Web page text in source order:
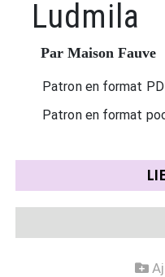
Ludmila
Par Maison Fauve
Patron en format
Patron en format